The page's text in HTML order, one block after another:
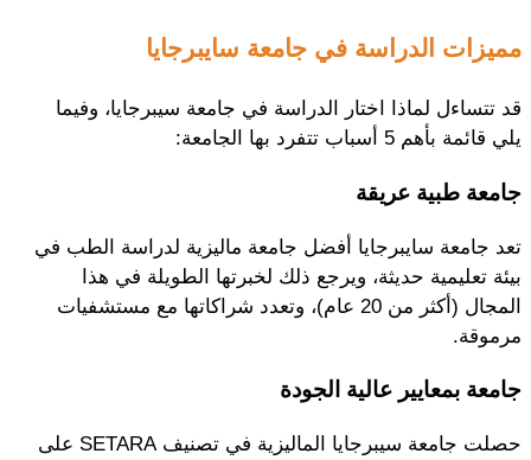
مميزات الدراسة في جامعة سايبرجايا
قد تتساءل لماذا اختار الدراسة في جامعة سيبرجايا، وفيما
يلي قائمة بأهم 5 أسباب تتفرد بها الجامعة:
جامعة طبية عريقة
تعد جامعة سايبرجايا أفضل جامعة ماليزية لدراسة الطب في
بيئة تعليمية حديثة، ويرجع ذلك لخبرتها الطويلة في هذا
المجال (أكثر من 20 عام)، وتعدد شراكاتها مع مستشفيات
مرموقة.
جامعة بمعايير عالية الجودة
حصلت جامعة سيبرجايا الماليزية في تصنيف SETARA على